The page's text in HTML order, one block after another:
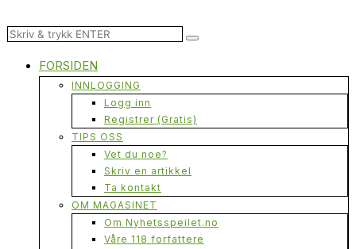
FORSIDEN
INNLOGGING
Logg inn
Registrer (Gratis)
TIPS OSS
Vet du noe?
Skriv en artikkel
Ta kontakt
OM MAGASINET
Om Nyhetsspeilet.no
Våre 118 forfattere